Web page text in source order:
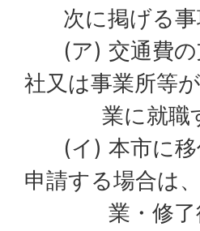
次に掲げる事
(ア) 交通費の
社又は事業所等
業に就職す
(イ) 本市に移
申請する場合は
業・修了後に